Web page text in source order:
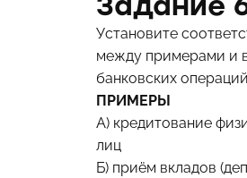
Установите
между примерами и
банковских
ПРИМЕРЫ
А) кредитование
лиц
Б) приём вкладов